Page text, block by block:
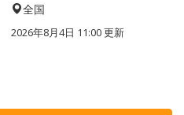
全国
2026年8月4日 11:00更新